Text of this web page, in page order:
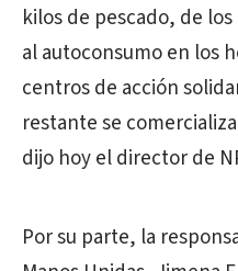
kilos de pescado, de
al autoconsumo en los
centros de acción
restante se
dijo hoy el director de
Por su parte, la